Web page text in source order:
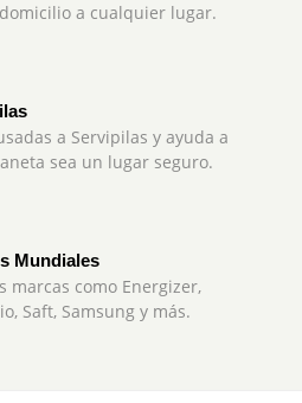
a cualquier lugar.
a Servipilas y ayuda a
sea un lugar seguro.
Mundiales
marcas como Energizer,
Saft, Samsung y más.